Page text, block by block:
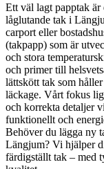
Ett väl lagt papptak
låglutande tak i
carport eller
(takpapp) som är
och stora
och primer till
lättskött tak som
läckage. Vårt fokus
och korrekta detaljer
funktionellt och
Behöver du lägga ny
Längjum? Vi hjälper
färdigställt tak – med